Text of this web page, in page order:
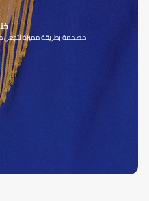
مصممة بطريقة مميزة لتجعل